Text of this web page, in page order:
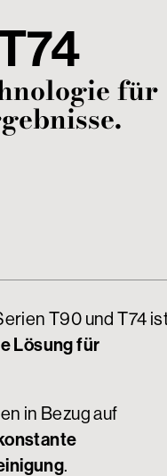
für
T90 und T74
Lösung für
in Bezug auf
.